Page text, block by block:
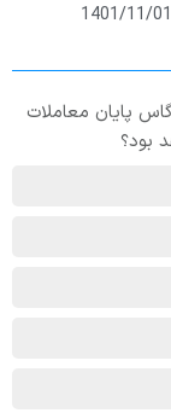
1401/11/01
پایان معاملات